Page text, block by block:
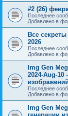
#2 (26)
Последнее
Добавлено в
Все
2026
Последнее
Добавлено в
Img Gen
2024-Aug-10
изображений
Последнее
Добавлено в
Img Gen
генерации